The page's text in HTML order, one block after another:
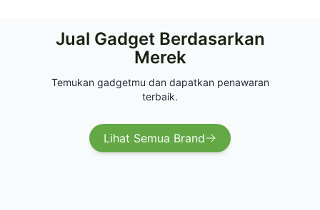
Jual Gadget Berdasarkan
Merek
Temukan gadgetmu dan dapatkan penawaran
terbaik.
Lihat Semua Brand